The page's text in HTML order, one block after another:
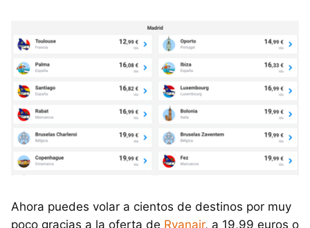
Ahora puedes volar a cientos de destinos por muy
poco gracias a la oferta de Ryanair, a 19,99 euros o